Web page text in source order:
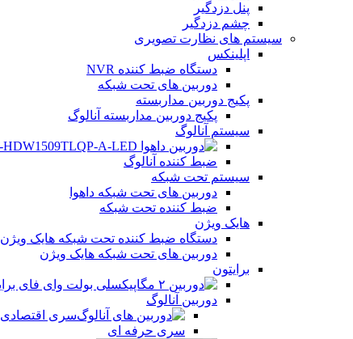
پنل دزدگیر
چشم دزدگیر
سیستم های نظارت تصویری
اپلینکس
دستگاه ضبط کننده NVR
دوربین های تحت شبکه
پکیج دوربین مداربسته
پکیج دوربین مداربسته آنالوگ
سیستم آنالوگ
ضبط کننده آنالوگ
سیستم تحت شبکه
دوربین های تحت شبکه داهوا
ضبط کننده تحت شبکه
هایک ویژن
دستگاه ضبط کننده تحت شبکه هایک ویژن
دوربین های تحت شبکه هایک ویژن
برایتون
دوربین آنالوگ
سری اقتصادی
سری حرفه ای